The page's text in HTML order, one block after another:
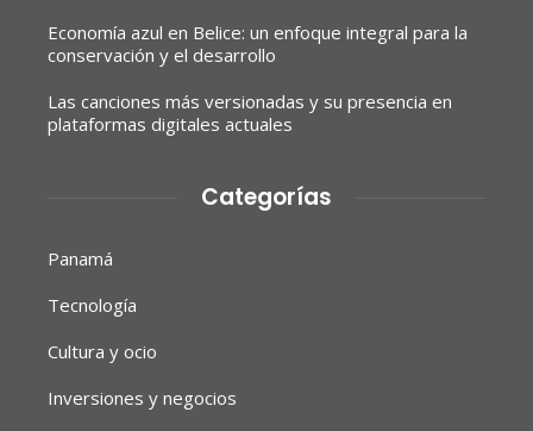
Economía azul en Belice: un enfoque integral para la
conservación y el desarrollo
Las canciones más versionadas y su presencia en
plataformas digitales actuales
Categorías
Panamá
Tecnología
Cultura y ocio
Inversiones y negocios